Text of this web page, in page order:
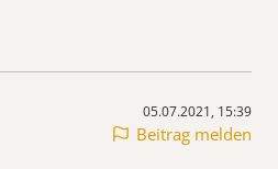
05.07.2021, 15:39
Beitrag melden